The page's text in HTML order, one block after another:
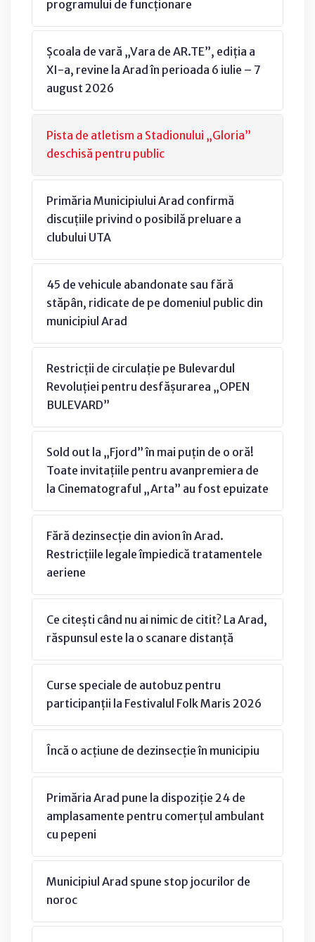
programului de funcționare
Școala de vară „Vara de AR.TE”, ediția a
XI-a, revine la Arad în perioada 6 iulie – 7
august 2026
Pista de atletism a Stadionului „Gloria”
deschisă pentru public
Primăria Municipiului Arad confirmă
discuțiile privind o posibilă preluare a
clubului UTA
45 de vehicule abandonate sau fără
stăpân, ridicate de pe domeniul public din
municipiul Arad
Restricții de circulație pe Bulevardul
Revoluției pentru desfășurarea „OPEN
BULEVARD”
Sold out la „Fjord” în mai puțin de o oră!
Toate invitațiile pentru avanpremiera de
la Cinematograful „Arta” au fost epuizate
Fără dezinsecție din avion în Arad.
Restricțiile legale împiedică tratamentele
aeriene
Ce citești când nu ai nimic de citit? La Arad,
răspunsul este la o scanare distanță
Curse speciale de autobuz pentru
participanții la Festivalul Folk Maris 2026
Încă o acțiune de dezinsecție în municipiu
Primăria Arad pune la dispoziție 24 de
amplasamente pentru comerțul ambulant
cu pepeni
Municipiul Arad spune stop jocurilor de
noroc